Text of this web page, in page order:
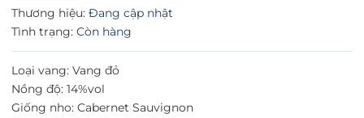
Thương hiệu: Đang cập nhật
Tình trạng: Còn hàng
Loại vang: Vang đỏ
Nồng độ: 14%vol
Giống nho: Cabernet Sauvignon